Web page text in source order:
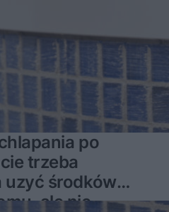
po
trzeba
uzyć środków
ale nie